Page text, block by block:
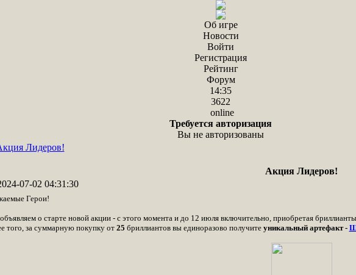
Об игре
Новости
Войти
Регистрация
Рейтинг
Форум
14:35
3622
online
Требуется авторизация
Вы не авторизованы
Лидеров!
Акция Лидеров!
07-02 04:31:30
Герои!
о старте новой акции - с этого момента и до 12 июля включительно, приобретая
того, за суммарную покупку от 25 бриллиантов вы единоразово получите уникальный артефакт -